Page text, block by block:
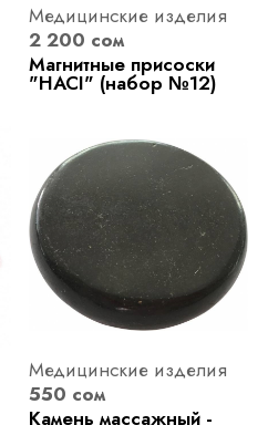
Медицинские изделия
2 200 сом
Магнитные присоски
"HACI" (набор №12)
Медицинские изделия
550 сом
Камень массажный -